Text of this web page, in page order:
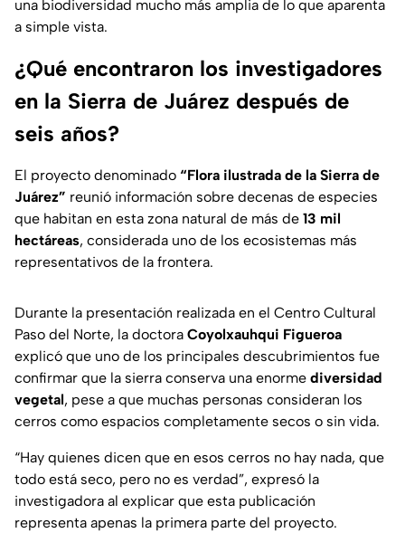
una biodiversidad mucho más amplia de lo que aparenta
a simple vista.
¿Qué encontraron los investigadores
en la Sierra de Juárez después de
seis años?
El proyecto denominado “Flora ilustrada de la Sierra de
Juárez” reunió información sobre decenas de especies
que habitan en esta zona natural de más de 13 mil
hectáreas, considerada uno de los ecosistemas más
representativos de la frontera.
Durante la presentación realizada en el Centro Cultural
Paso del Norte, la doctora Coyolxauhqui Figueroa
explicó que uno de los principales descubrimientos fue
confirmar que la sierra conserva una enorme diversidad
vegetal, pese a que muchas personas consideran los
cerros como espacios completamente secos o sin vida.
“Hay quienes dicen que en esos cerros no hay nada, que
todo está seco, pero no es verdad”, expresó la
investigadora al explicar que esta publicación
representa apenas la primera parte del proyecto.